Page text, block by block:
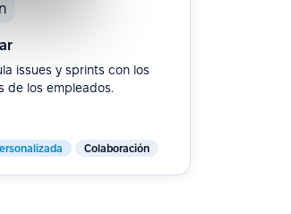
issues y sprints con los
de los empleados.
Colaboración